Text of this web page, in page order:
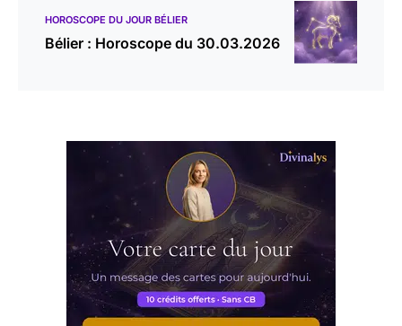
HOROSCOPE DU JOUR BÉLIER
Bélier : Horoscope du 30.03.2026